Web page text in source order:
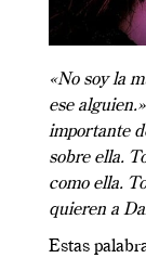
«No soy la
ese
importante
sobre ella.
como ella.
quieren a
Estas